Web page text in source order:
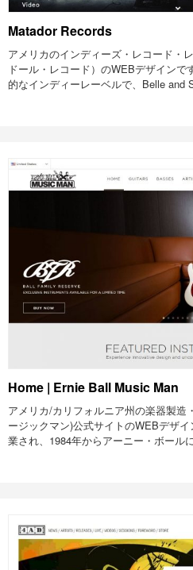
Matador Records
アメリカのインディーズ・レコード・
ドール・レコード）のWEBデザイン
的なインディーレーベルで、Belle and
Home | Ernie Ball Music Man
アメリカ/カリフォルニア州の楽器製造
ージックマン)公式サイトのWEBデザ
業され、1984年からアーニー・ボール